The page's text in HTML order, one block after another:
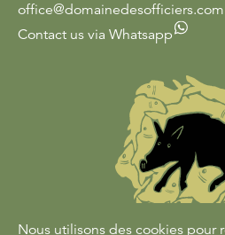
office@domainedesofficiers.com
Contact us via Whatsapp
Nous utilisons des cookies pour